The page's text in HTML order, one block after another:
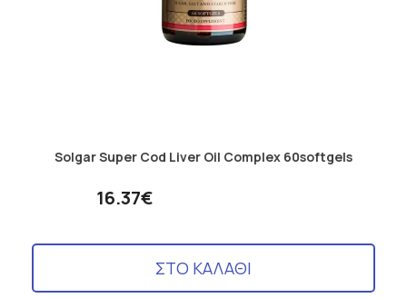
Solgar Super Cod Liver Oil Complex 60softgels
16.37€
ΣΤΟ ΚΑΛΑΘΙ